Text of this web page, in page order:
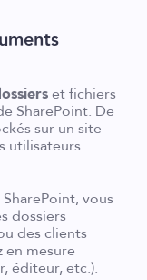
et fichiers
SharePoint. De
sur un site
utilisateurs
vous
dossiers
des clients
en mesure
éditeur, etc.).